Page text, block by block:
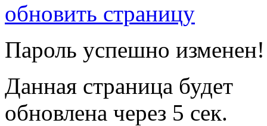
обновить страницу
Пароль успешно изменен!
Данная страница будет
обновлена через 5 сек.